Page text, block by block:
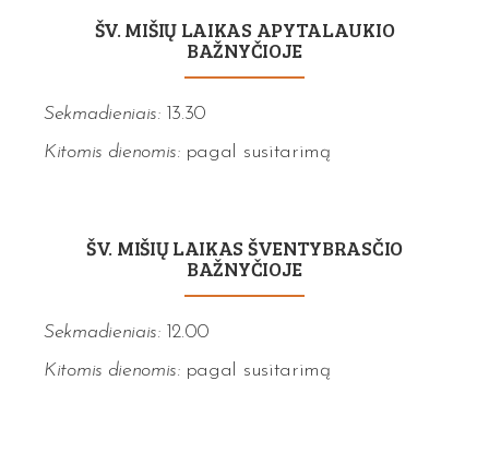
ŠV. MIŠIŲ LAIKAS APYTALAUKIO
BAŽNYČIOJE
Sekmadieniais: 13.30
Kitomis dienomis: pagal susitarimą
ŠV. MIŠIŲ LAIKAS ŠVENTYBRASČIO
BAŽNYČIOJE
Sekmadieniais: 12.00
Kitomis dienomis: pagal susitarimą